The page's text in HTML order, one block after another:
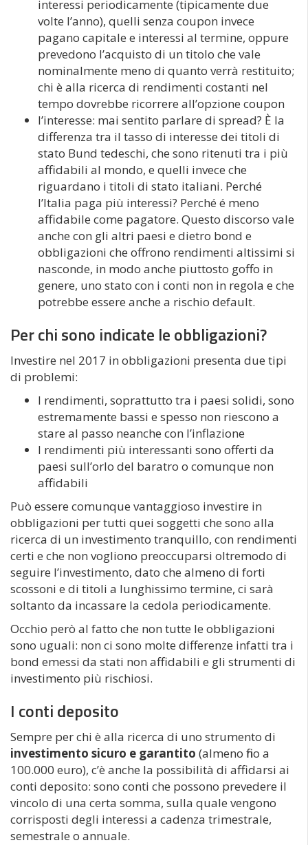
interessi periodicamente (tipicamente due
volte l’anno), quelli senza coupon invece
pagano capitale e interessi al termine, oppure
prevedono l’acquisto di un titolo che vale
nominalmente meno di quanto verrà restituito;
chi è alla ricerca di rendimenti costanti nel
tempo dovrebbe ricorrere all’opzione coupon
l’interesse: mai sentito parlare di spread? È la
differenza tra il tasso di interesse dei titoli di
stato Bund tedeschi, che sono ritenuti tra i più
affidabili al mondo, e quelli invece che
riguardano i titoli di stato italiani. Perché
l’Italia paga più interessi? Perché é meno
affidabile come pagatore. Questo discorso vale
anche con gli altri paesi e dietro bond e
obbligazioni che offrono rendimenti altissimi si
nasconde, in modo anche piuttosto goffo in
genere, uno stato con i conti non in regola e che
potrebbe essere anche a rischio default.
Per chi sono indicate le obbligazioni?
Investire nel 2017 in obbligazioni presenta due tipi
di problemi:
I rendimenti, soprattutto tra i paesi solidi, sono
estremamente bassi e spesso non riescono a
stare al passo neanche con l’inflazione
I rendimenti più interessanti sono offerti da
paesi sull’orlo del baratro o comunque non
affidabili
Può essere comunque vantaggioso investire in
obbligazioni per tutti quei soggetti che sono alla
ricerca di un investimento tranquillo, con rendimenti
certi e che non vogliono preoccuparsi oltremodo di
seguire l’investimento, dato che almeno di forti
scossoni e di titoli a lunghissimo termine, ci sarà
soltanto da incassare la cedola periodicamente.
Occhio però al fatto che non tutte le obbligazioni
sono uguali: non ci sono molte differenze infatti tra i
bond emessi da stati non affidabili e gli strumenti di
investimento più rischiosi.
I conti deposito
Sempre per chi è alla ricerca di uno strumento di
investimento sicuro e garantito (almeno fino a
100.000 euro), c’è anche la possibilità di affidarsi ai
conti deposito: sono conti che possono prevedere il
vincolo di una certa somma, sulla quale vengono
corrisposti degli interessi a cadenza trimestrale,
semestrale o annuale.